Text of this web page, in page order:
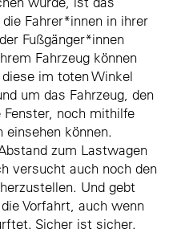
Fahrer*innen in ihrer
Fußgänger*innen
Fahrzeug können
im toten Winkel
um das Fahrzeug, den
noch mithilfe
einsehen können.
zum Lastwagen
versucht auch noch den
Und gebt
Vorfahrt, auch wenn
Sicher ist sicher.